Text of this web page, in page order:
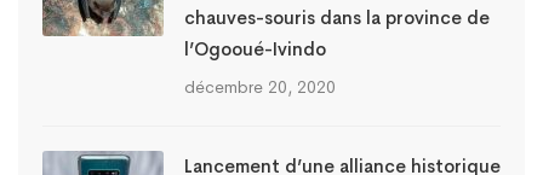
chauves-souris dans la province de
l’Ogooué-Ivindo
décembre 20, 2020
Lancement d’une alliance historique